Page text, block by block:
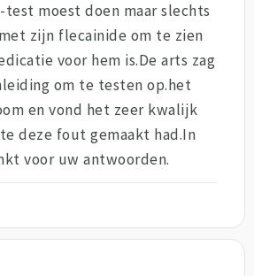
test moest doen maar slechts
zijn flecainide om te zien
voor hem is.De arts zag
om te testen op.het
en vond het zeer kwalijk
deze fout gemaakt had.In
voor uw antwoorden.